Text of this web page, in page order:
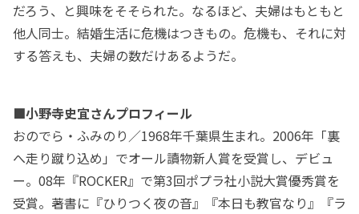
だろう、と興味をそそられた。なるほど、夫婦はもともと
他人同士。結婚生活に危機はつきもの。危機も、それに対
する答えも、夫婦の数だけあるようだ。
■小野寺史宜さんプロフィール
おのでら・ふみのり／1968年千葉県生まれ。2006年「裏
へ走り蹴り込め」でオール讀物新人賞を受賞し、デビュ
ー。08年『ROCKER』で第3回ポプラ社小説大賞優秀賞を
受賞。著書に『ひりつく夜の音』『本日も教官なり』『ラ